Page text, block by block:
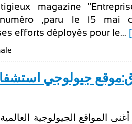
magazine
,paru le 15 mai
efforts déployés pour le...
جيولوجي
المواقع الجيولوجية